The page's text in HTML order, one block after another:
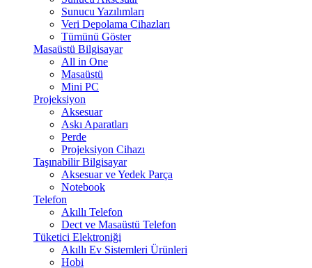
Sunucu Yazılımları
Veri Depolama Cihazları
Tümünü Göster
Masaüstü Bilgisayar
All in One
Masaüstü
Mini PC
Projeksiyon
Aksesuar
Askı Aparatları
Perde
Projeksiyon Cihazı
Taşınabilir Bilgisayar
Aksesuar ve Yedek Parça
Notebook
Telefon
Akıllı Telefon
Dect ve Masaüstü Telefon
Tüketici Elektroniği
Akıllı Ev Sistemleri Ürünleri
Hobi